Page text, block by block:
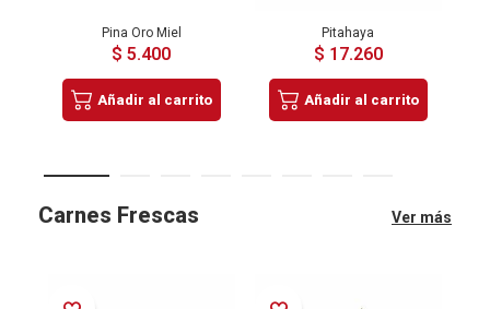
Pina Oro Miel
$ 5.400
Añadir al carrito
Pitahaya
$ 17.260
Añadir al carrito
Carnes Frescas Ver más